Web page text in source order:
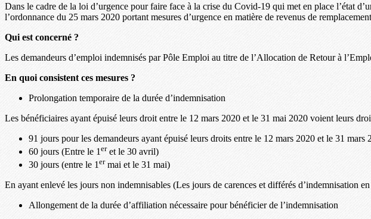
Dans le cadre de la loi d’urgence pour faire face à la crise du Covid-19 qui met en place l’état
l’ordonnance du 25 mars 2020 portant mesures d’urgence en matière de revenus de
Qui est concerné ?
Les demandeurs d’emploi indemnisés par Pôle Emploi au titre de l’Allocation de Retour à
En quoi consistent ces mesures ?
Prolongation temporaire de la durée d’indemnisation
Les bénéficiaires ayant épuisé leurs droit entre le 12 mars 2020 et le 31 mai 2020 voient leurs
91 jours pour les demandeurs ayant épuisé leurs droits entre le 12 mars 2020 et le 31 mars
60 jours (Entre le 1 eret le 30 avril)
30 jours (entre le 1ermai et le 31 mai)
En ayant enlevé les jours non indemnisables (Les jours de carences et différés d’indemnisation
Allongement de la durée d’affiliation nécessaire pour bénéficier de l’indemnisation